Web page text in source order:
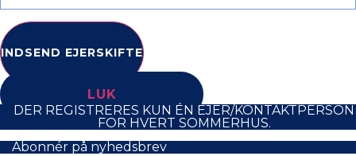
INDSEND EJERSKIFTE
LUK
DER REGISTRERES KUN ÉN EJER/KONTAKTPERSON
FOR HVERT SOMMERHUS.
Abonnér på nyhedsbrev